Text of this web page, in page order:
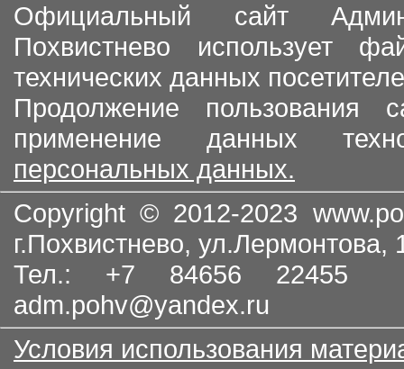
Официальный сайт
Похвистнево использует
технических данных
Продолжение пользования
применение данных
персональных данных.
Copyright © 2012-2023
г.Похвистнево, ул.Лермонтова,
Тел.: +7 84656
adm.pohv@yandex.ru
Условия использования